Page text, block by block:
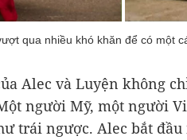
qua nhiều khó khăn để có một
Alec và Luyện không
người Mỹ, một người
trái ngược. Alec bắt